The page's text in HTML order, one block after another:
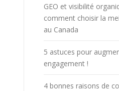
GEO et visibilité
comment choisir la
au Canada
5 astuces pour
engagement !
4 bonnes raisons de